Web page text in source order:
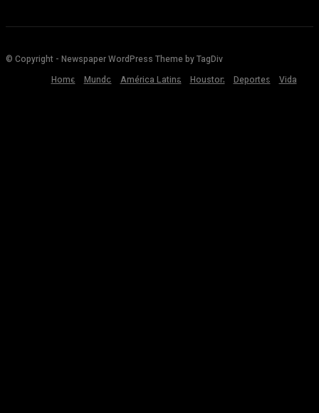
© Copyright - Newspaper WordPress Theme by TagDiv
Home
Mundo América Latina Houston Deportes Vida